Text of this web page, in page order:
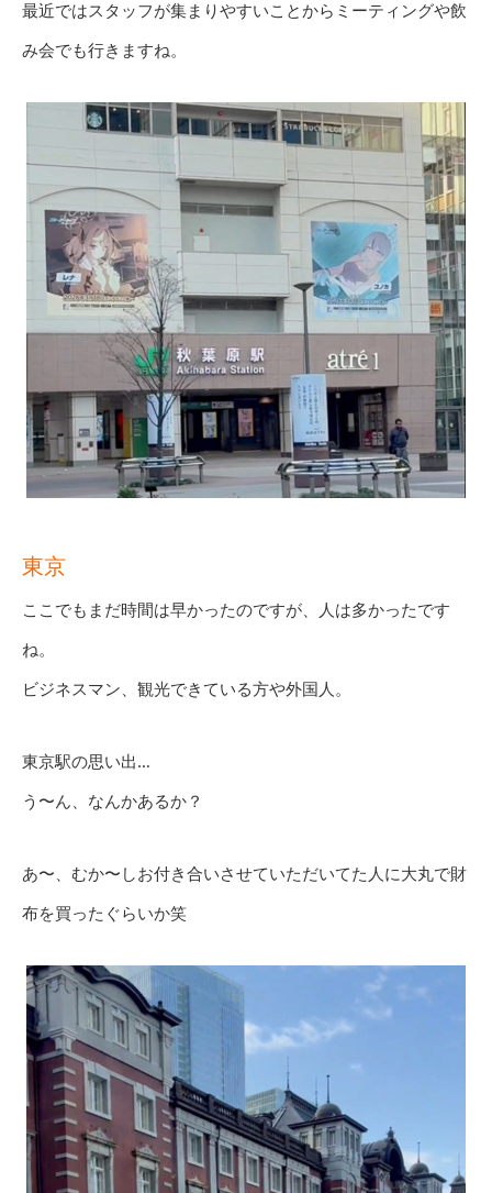
最近ではスタッフが集まりやすいことからミーティングや飲
み会でも行きますね。
東京
ここでもまだ時間は早かったのですが、人は多かったです
ね。
ビジネスマン、観光できている方や外国人。
東京駅の思い出…
う〜ん、なんかあるか？
あ〜、むか〜しお付き合いさせていただいてた人に大丸で財
布を買ったぐらいか笑